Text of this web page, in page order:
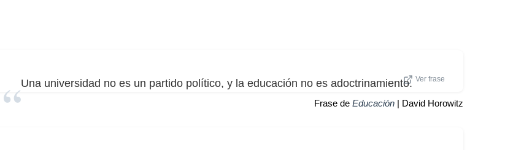
Una universidad no es un partido político, y la educación no es adoctrinamiento. Ver frase
Frase de Educación | David Horowitz